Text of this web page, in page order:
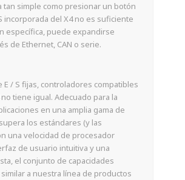
tan simple como presionar un botón
incorporada del X4 no es suficiente
específica, puede expandirse
de Ethernet, CAN o serie.
E / S fijas, controladores compatibles
tiene igual. Adecuado para la
en una amplia gama de
los estándares (y las
una velocidad de procesador
de usuario intuitiva y una
el conjunto de capacidades
a nuestra línea de productos